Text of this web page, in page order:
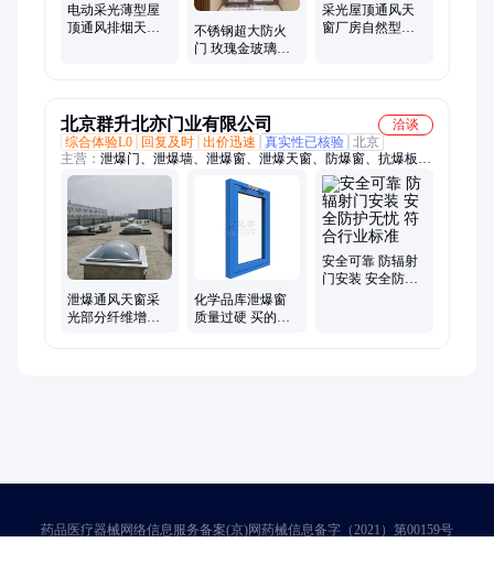
电动采光薄型屋
顶通风排烟天窗
不锈钢超大防火
门 玫瑰金玻璃不
采光屋顶通风天
窗厂房自然型通
北京群升北亦门业有限公司
洽谈
综合体验L0
回复及时 出价迅速 真实性已核验 北京
主营： 泄爆门、泄爆墙、泄爆窗、泄爆天窗、防爆窗、抗爆板、
抗爆门、防爆板、泄爆板、防爆门、监舍门、泄压门、抗爆窗、
防辐射门、玻璃钢隧道防护门、钢质防护门、A型抗爆门、密闭
门、可拆卸泄爆墙、北亦门业
泄爆通风天窗采
光部分纤维增强
化学品库泄爆窗
质量过硬 买的放
安全可靠 防辐射
门安装 安全防护
药品医疗器械网络信息服务备案(京)网药械信息备字（2021）第00159号